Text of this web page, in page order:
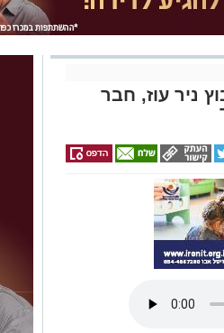
ניר עוז, חבר